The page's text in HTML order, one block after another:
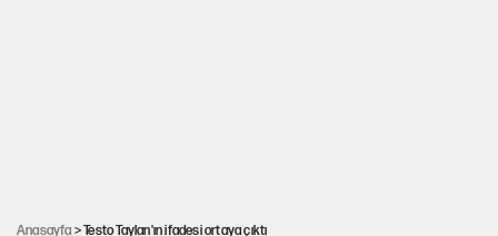
Anasayfa > Testo Taylan'ın ifadesi ortaya çıktı